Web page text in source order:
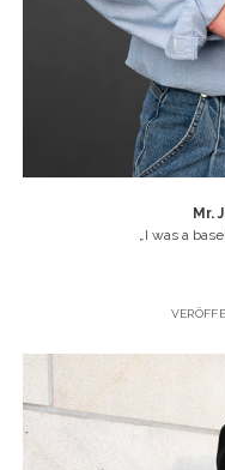
Mr.
I was a